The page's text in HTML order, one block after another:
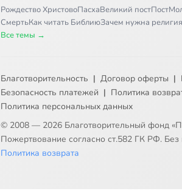
Рождество ХристовоПасхаВеликий постПост
СмертьКак читать БиблиюЗачем нужна религия
Все темы →
Благотворительность | Договор оферты |
Безопасность платежей | Политика
Политика персональных данных
© 2008 — 2026 Благотворительный фонд
Пожертвование согласно ст.582 ГК РФ.
Политика возврата